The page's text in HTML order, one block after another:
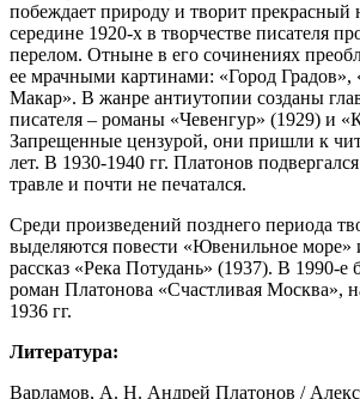
побеждает природу и творит
середине 1920-х в творчестве писателя
перелом. Отныне в его сочинениях
ее мрачными картинами: «Город
Макар». В жанре антиутопии созданы
писателя – романы «Чевенгур» (1929) и
Запрещенные цензурой, они пришли к
лет. В 1930-1940 гг. Платонов
травле и почти не печатался.
Среди произведений позднего периода
выделяются повести «Ювенильное море»
рассказ «Река Потудань» (1937). В 1990-е
роман Платонова «Счастливая Москва»,
1936 гг.
Литература:
Варламов, А. Н. Андрей Платонов /